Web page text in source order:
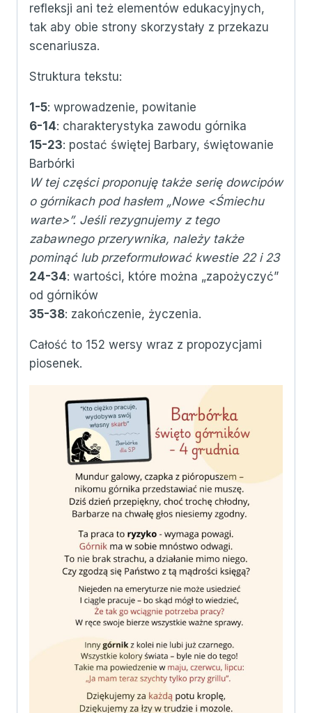
refleksji ani też elementów edukacyjnych,
tak aby obie strony skorzystały z przekazu
scenariusza.
Struktura tekstu:
1-5: wprowadzenie, powitanie
6-14: charakterystyka zawodu górnika
15-23: postać świętej Barbary, świętowanie
Barbórki
W tej części proponuję także serię dowcipów
o górnikach pod hasłem „Nowe <Śmiechu
warte>”. Jeśli rezygnujemy z tego
zabawnego przerywnika, należy także
pominąć lub przeformułować kwestie 22 i 23
24-34: wartości, które można „zapożyczyć”
od górników
35-38: zakończenie, życzenia.
Całość to 152 wersy wraz z propozycjami
piosenek.